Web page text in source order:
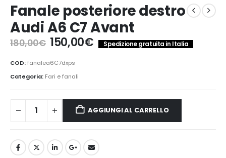
Fanale posteriore destro
Audi A6 C7 Avant
180,00€ Il
prezzo
originale
era:
180,00€.
150,00€Il
prezzo
150,00€.
Spedizione gratuita in Italia
COD:fanalea6C7dxps
Categoria: Fari e fanali
AGGIUNGI AL CARRELLO